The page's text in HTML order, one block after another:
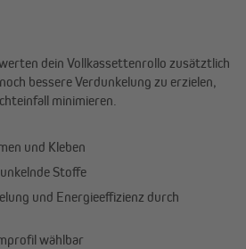
dein Vollkassettenrollo zusätztlich
bessere Verdunkelung zu erzielen,
minimieren.
und Kleben
Stoffe
und Energieeffizienz durch
wählbar